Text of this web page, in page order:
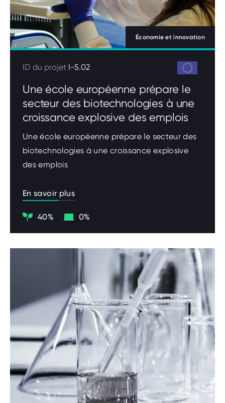
Économie et innovation
ID du projet I-5.02
Une école européenne prépare le
secteur des biotechnologies à une
croissance explosive des emplois
Une école européenne prépare le secteur des
biotechnologies à une croissance explosive
des emplois
En savoir plus
Climat
40% Digitalisation
0%